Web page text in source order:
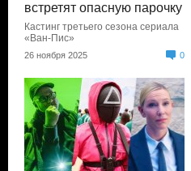
встретят опасную парочку
Кастинг третьего сезона сериала
«Ван-Пис»
26 ноября 2025 0